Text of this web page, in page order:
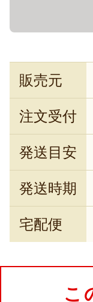
販売元
注文受付
発送目安
発送時期
宅配便
こ